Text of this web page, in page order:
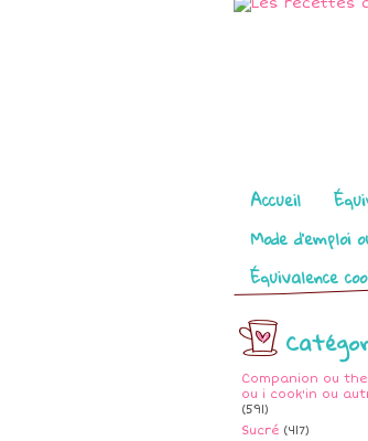
Pages
Accueil
Mode
Équivalence
Companion ou
ou i cook'in ou
(591)
Sucré (417)